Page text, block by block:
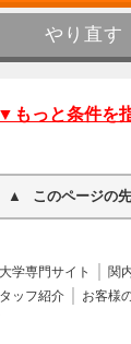
▼もっと条件を
このページの
学専門サイト
関
ッフ紹介 お客様